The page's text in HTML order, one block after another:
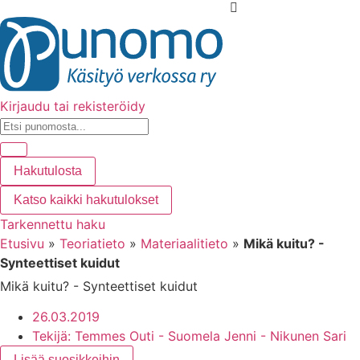
Kirjaudu tai rekisteröidy
Hakutulosta
Katso kaikki hakutulokset
Tarkennettu haku
Etusivu » Teoriatieto » Materiaalitieto » Mikä kuitu? -
Synteettiset kuidut
Mikä kuitu? - Synteettiset kuidut
26.03.2019
Tekijä: Temmes Outi - Suomela Jenni - Nikunen Sari